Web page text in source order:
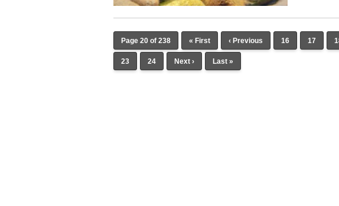
Page 20 of 238 « First ‹ Previous 16 17
23 24 Next › Last »